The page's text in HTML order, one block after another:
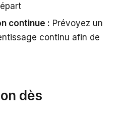
continue : Prévoyez un
continu afin de
dès